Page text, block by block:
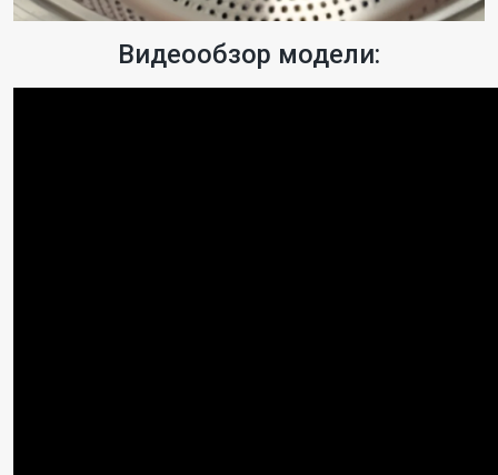
Видеообзор модели: